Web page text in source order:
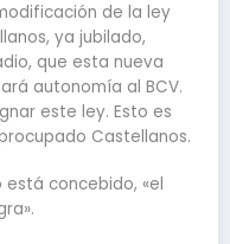
de la ley
ya jubilado,
que esta nueva
autonomía al BCV.
este ley. Esto es
Castellanos.
concebido, «el